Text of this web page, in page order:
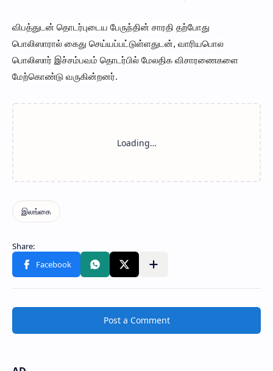
விபத்துடன் தொடர்புடைய பேருந்தின் சாரதி தற்போது
பொலிஸாரால் கைது செய்யப்பட்டுள்ளதுடன், வாரியபொல
பொலிஸார் இச்சம்பவம் தொடர்பில் மேலதிக விசாரணைகளை
மேற்கொண்டு வருகின்றனர்.
Post a Comment